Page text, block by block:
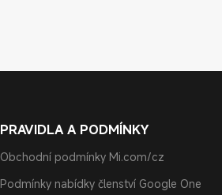
PRAVIDLA A PODMÍNKY
Obchodní podmínky Mi.com/cz
Podmínky nabídky členství Google One